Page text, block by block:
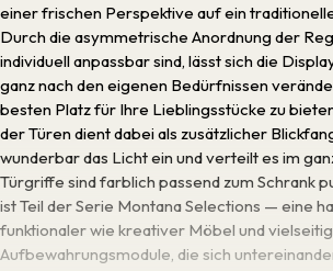
einer frischen Perspektive auf ein
Durch die asymmetrische Anordnung der
individuell anpassbar sind, lässt sich die
ganz nach den eigenen Bedürfnissen
besten Platz für Ihre Lieblingsstücke zu
der Türen dient dabei als zusätzlicher
wunderbar das Licht ein und verteilt es im
Türgriffe sind farblich passend zum Schrank
ist Teil der Serie Montana Selections — eine
funktionaler wie kreativer Möbel und
Aufbewahrungsmodule, die sich